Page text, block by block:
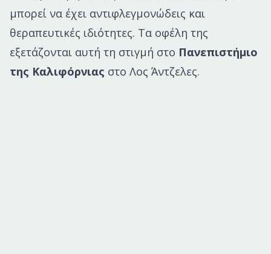
μπορεί να έχει αντιφλεγμονώδεις και
θεραπευτικές ιδιότητες. Τα οφέλη της
εξετάζονται αυτή τη στιγμή στο Πανεπιστήμιο
της Καλιφόρνιας στο Λος Άντζελες.